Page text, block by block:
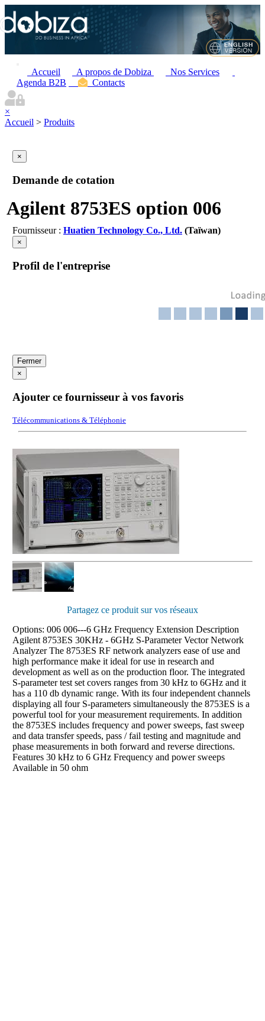
Accueil A propos de Dobiza
Nos Services
Agenda B2B
Contacts
×
Accueil > Produits
×
Demande de cotation
Agilent 8753ES option 006
Fournisseur : Huatien Technology Co., Ltd.(Taïwan)
×
Profil de l'entreprise
Fermer
×
Ajouter ce fournisseur à vos favoris
Télécommunications & Téléphonie
Partagez ce produit sur vos réseaux
Options: 006 006---6 GHz Frequency Extension Description
Agilent 8753ES 30KHz - 6GHz S-Parameter Vector Network
Analyzer The 8753ES RF network analyzers ease of use and
high performance make it ideal for use in research and
development as well as on the production floor. The integrated
S-parameter test set covers ranges from 30 kHz to 6GHz and it
has a 110 db dynamic range. With its four independent channels
displaying all four S-parameters simultaneously the 8753ES is a
powerful tool for your measurement requirements. In addition
the 8753ES includes frequency and power sweeps, fast sweep
and data transfer speeds, pass / fail testing and magnitude and
phase measurements in both forward and reverse directions.
Features 30 kHz to 6 GHz Frequency and power sweeps
Available in 50 ohm